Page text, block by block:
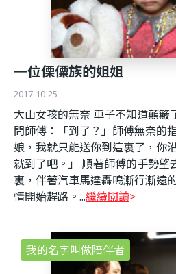
一位傈僳族的姐姐
2017-10-25
大山女孩的無奈 車子不知道顛簸
問師傅：「到了？」師傅無奈的
娘，我就只能送你到這裏了，你
就到了吧。」 順著師傅的手勢望
裏，伴著汽車馬達轟鳴漸行漸遠
情開始趕路。...繼續閱讀
我的名字叫做陪伴者